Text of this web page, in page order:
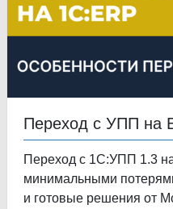
Переход с УПП на
Переход с 1С:УПП 1.3
минимальными
и готовые решения от